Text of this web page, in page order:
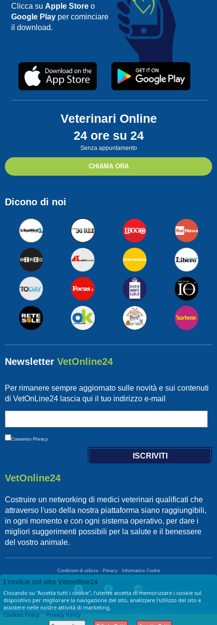
Clicca su Apple Storeo
Google Playper cominciare
il download.
Veterinari Online
24 ore su 24
Senza appuntamento
CHIAMA ORA
Dicono di noi
Newsletter VetOnline24
Per rimanere sempre aggiornato sulle novità e sui contenuti
di VetOnLine24 lascia qui il tuo indirizzo e-mail
Consenso Privacy
VetOnline24
Costruire un networking di medici veterinari qualificati che
attraverso l'uso della nostra piattaforma siano raggiungibili,
in ogni momento e con ogni sistema operativo, per dare i
migliori suggerimenti possibili per la salute e il benessere
del vostro animale.
Condizioni di utilizzo- Privacy- Informativa Cookie
Copyright © 2017 VetOnLine24 - di LGF srl - P.IVA 13674721009
I cookie sul sito Vetonline24
Cliccando su "Accetta tutti i cookie", l'utente accetta di memorizzare i cookie sul
dispositivo per migliorare la navigazione del sito, analizzare l'utilizzo del sito e
assistere nelle nostre attività di marketing.
Cookies Policy
Privacy Policy